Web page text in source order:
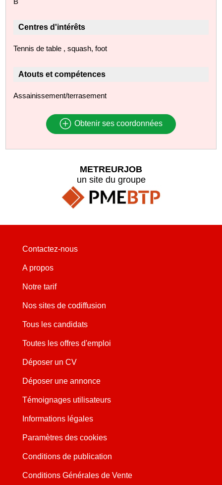
Centres d'intérêts
Tennis de table , squash, foot
Atouts et compétences
Assainissement/terrasement
Obtenir ses coordonnées
METREURJOB
un site du groupe
Contactez-nous
A propos
Notre tarif
Nos sites de codiffusion
Tous les candidats
Toutes les offres d'emploi
Déposer un CV
Déposer une annonce
Témoignages utilisateurs
Informations légales
Paramètres des cookies
Conditions de publication
Conditions Générales de Vente